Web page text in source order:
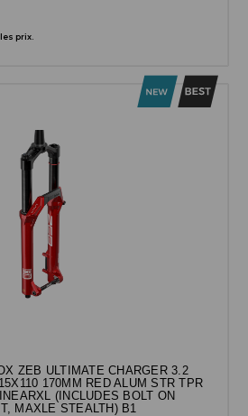
prix.
ZEB ULTIMATE CHARGER 3.2
170MM RED ALUM STR TPR
(INCLUDES BOLT ON
MAXLE STEALTH) B1